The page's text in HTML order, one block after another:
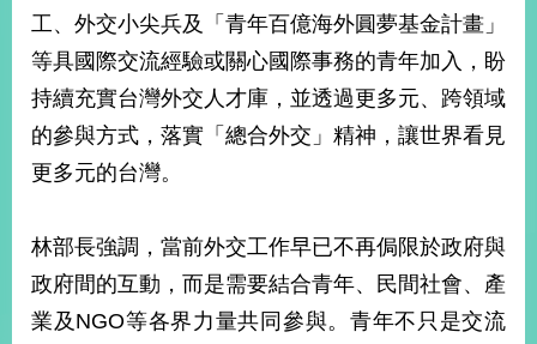
資
訊
國
與
地
國
際
傳
播
工、外交小尖兵及「青年百億海外圓夢基金計畫」
等具國際交流經驗或關心國際事務的青年加入，盼
持續充實台灣外交人才庫，並透過更多元、跨領域
的參與方式，落實「總合外交」精神，讓世界看見
更多元的台灣。
林部長強調，當前外交工作早已不再侷限於政府與
政府間的互動，而是需要結合青年、民間社會、產
業及NGO等各界力量共同參與。青年不只是交流